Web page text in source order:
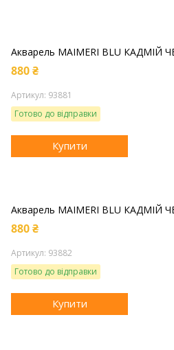
Акварель MAIMERI BLU КАДМІЙ
880 ₴
93881
Готово до відправки
Купити
Акварель MAIMERI BLU
880 ₴
93882
Готово до відправки
Купити